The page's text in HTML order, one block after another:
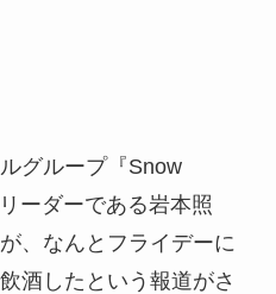
グループ『Snow
ーダーである岩本照
、なんとフライデーに
酒したという報道がさ